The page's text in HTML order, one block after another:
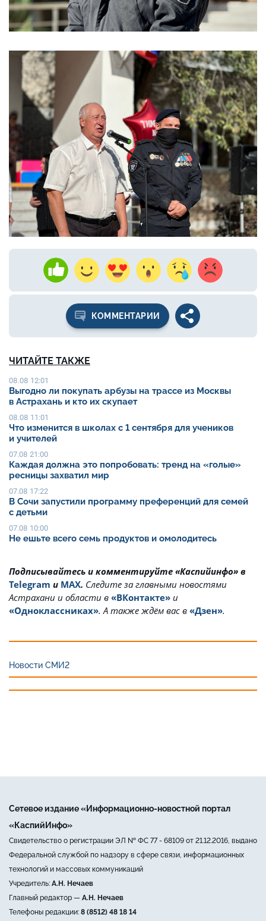
КОММЕНТАРИИ
ЧИТАЙТЕ ТАКЖЕ
08.08 12:01
Выгодно ли покупать арбузы на трассе из Москвы
в Астрахань и кто их скупает
08.08 11:01
Что изменится в школах с 1 сентября для учеников
и учителей
07.08 21:00
Каждая должна это попробовать: тренд на «голые»
ресницы захватил мир
07.08 17:22
В Сочи запустили программу преференций для семей
с детьми
07.08 10:00
Не ешьте всего семь продуктов и омолодитесь
Подписывайтесь и комментируйте «Каспийинфо» в
Telegram и MAX. Cледите за главными новостями
Астрахани и области в «ВКонтакте» и
«Одноклассниках». А также ждём вас в «Дзен».
Новости СМИ2
Сетевое издание «Информационно-новостной портал
«КаспийИнфо»
Свидетельство о регистрации ЭЛ № ФС 77 - 68109 от 21.12.2016, выдано
Федеральной службой по надзору в сфере связи, информационных
технологий и массовых коммуникаций
Учредитель: А.Н. Нечаев
Главный редактор — А.Н. Нечаев
Телефоны редакции: 8 (8512) 48 18 14